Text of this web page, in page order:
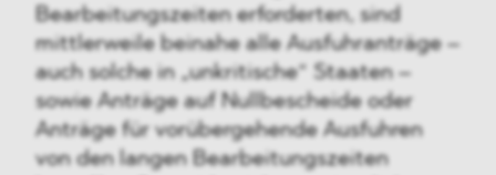
Bearbeitungszeiten erforderten, sind
mittlerweile beinahe alle Ausfuhranträge –
auch solche in „unkritische“ Staaten –
sowie Anträge auf Nullbescheide oder
Anträge für vorübergehende Ausfuhren
von den langen Bearbeitungszeiten